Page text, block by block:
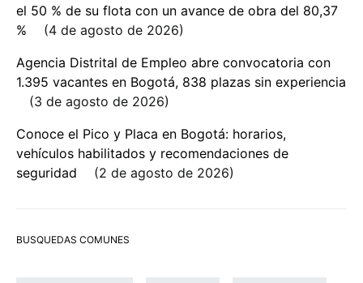
el 50 % de su flota con un avance de obra del 80,37
%
4 de agosto de 2026
Agencia Distrital de Empleo abre convocatoria con
1.395 vacantes en Bogotá, 838 plazas sin experiencia
3 de agosto de 2026
Conoce el Pico y Placa en Bogotá: horarios,
vehículos habilitados y recomendaciones de
seguridad
2 de agosto de 2026
BUSQUEDAS COMUNES